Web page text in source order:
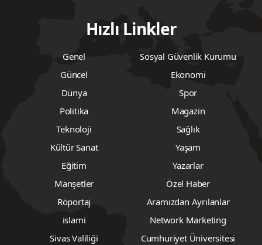
Hızlı Linkler
Genel
Sosyal Güvenlik Kurumu
Güncel
Ekonomi
Dünya
Spor
Politika
Magazin
Teknoloji
Sağlık
Kültür Sanat
Yaşam
Eğitim
Yazarlar
Manşetler
Özel Haber
Röportaj
Aramızdan Ayrılanlar
islami
Network Marketing
Sivas Valiliği
Cumhuriyet Üniversitesi